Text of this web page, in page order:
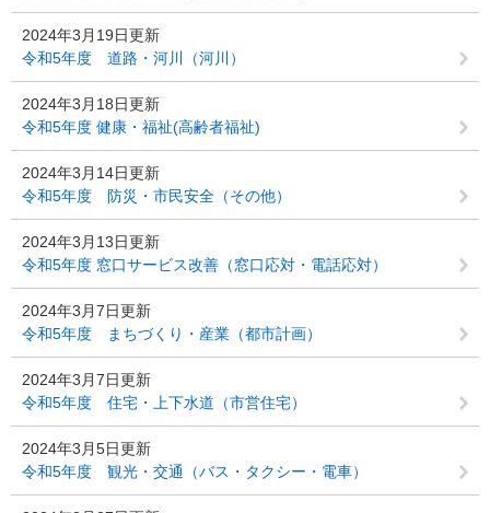
2024年3月19日更新
令和5年度 道路・河川（河川）
2024年3月18日更新
令和5年度 健康・福祉(高齢者福祉)
2024年3月14日更新
令和5年度 防災・市民安全（その他）
2024年3月13日更新
令和5年度 窓口サービス改善（窓口応対・電話応対）
2024年3月7日更新
令和5年度 まちづくり・産業（都市計画）
2024年3月7日更新
令和5年度 住宅・上下水道（市営住宅）
2024年3月5日更新
令和5年度 観光・交通（バス・タクシー・電車）